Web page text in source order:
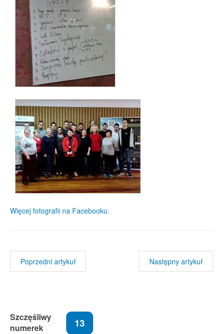
Więcej fotografii na Facebooku.
Poprzedni artykuł Następny artykuł
Szczęśliwy
numerek
13